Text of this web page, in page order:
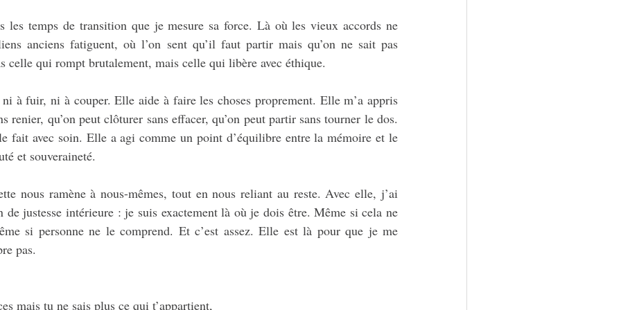
les temps de transition que je mesure sa force. Là où les vieux accords ne
anciens fatiguent, où l’on sent qu’il faut partir mais qu’on ne sait pas
celle qui rompt brutalement, mais celle qui libère avec éthique.
ni à fuir, ni à couper. Elle aide à faire les choses proprement. Elle m’a appris
renier, qu’on peut clôturer sans effacer, qu’on peut partir sans tourner le dos.
fait avec soin. Elle a agi comme un point d’équilibre entre la mémoire et le
et souveraineté.
nous ramène à nous-mêmes, tout en nous reliant au reste. Avec elle, j’ai
de justesse intérieure : je suis exactement là où je dois être. Même si cela ne
si personne ne le comprend. Et c’est assez. Elle est là pour que je me
pas.
mais tu ne sais plus ce qui t’appartient,